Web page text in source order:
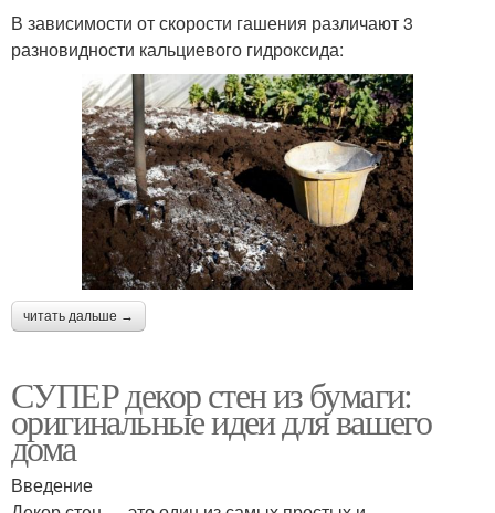
В зависимости от скорости гашения различают 3
разновидности кальциевого гидроксида:
читать дальше →
СУПЕР декор стен из бумаги:
оригинальные идеи для вашего
дома
Введение